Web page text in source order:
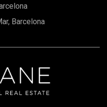
Barcelona